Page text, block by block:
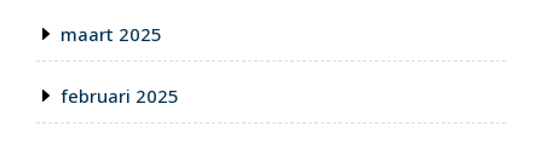
maart 2025
februari 2025